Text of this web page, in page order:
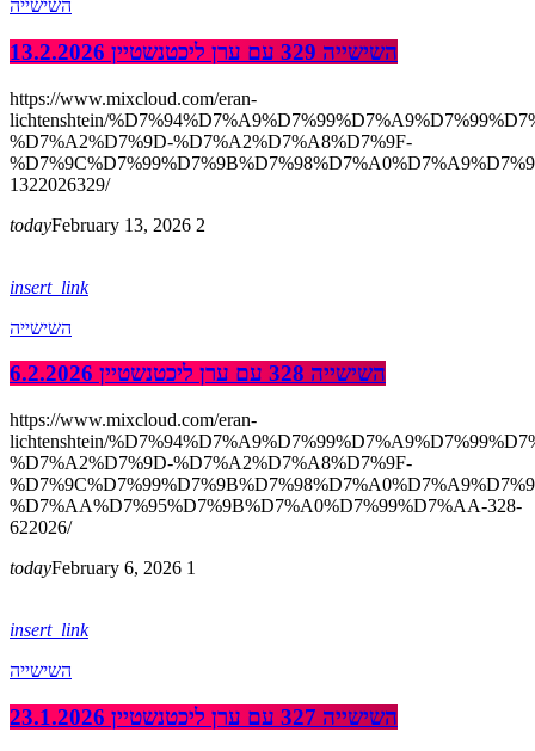
השישייה
השישייה 329 עם ערן ליכטנשטיין 13.2.2026
https://www.mixcloud.com/eran-
lichtenshtein/
%D7%A2%D7%9D-%D7%A2%D7%A8%D7%9F-
1322026329/
todayFebruary 13, 2026 2
insert_link
השישייה
השישייה 328 עם ערן ליכטנשטיין 6.2.2026
https://www.mixcloud.com/eran-
lichtenshtein/
%D7%A2%D7%9D-%D7%A2%D7%A8%D7%9F-
%D7%AA%D7%95%D7%9B%D7%A0%D7%99%D7%AA-328-
622026/
todayFebruary 6, 2026 1
insert_link
השישייה
השישייה 327 עם ערן ליכטנשטיין 23.1.2026